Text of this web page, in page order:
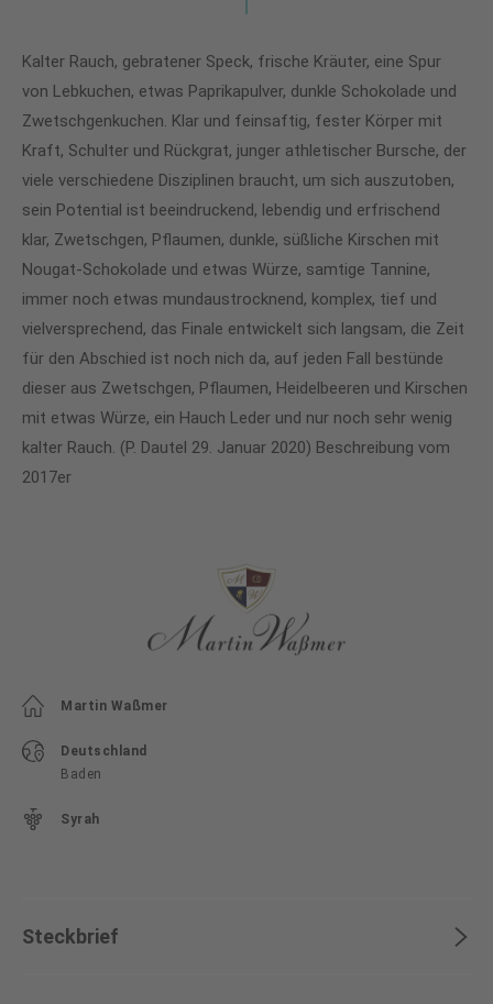
Kalter Rauch, gebratener Speck, frische Kräuter, eine Spur
von Lebkuchen, etwas Paprikapulver, dunkle Schokolade und
Zwetschgenkuchen. Klar und feinsaftig, fester Körper mit
Kraft, Schulter und Rückgrat, junger athletischer Bursche, der
viele verschiedene Disziplinen braucht, um sich auszutoben,
sein Potential ist beeindruckend, lebendig und erfrischend
klar, Zwetschgen, Pflaumen, dunkle, süßliche Kirschen mit
Nougat-Schokolade und etwas Würze, samtige Tannine,
immer noch etwas mundaustrocknend, komplex, tief und
vielversprechend, das Finale entwickelt sich langsam, die Zeit
für den Abschied ist noch nich da, auf jeden Fall bestünde
dieser aus Zwetschgen, Pflaumen, Heidelbeeren und Kirschen
mit etwas Würze, ein Hauch Leder und nur noch sehr wenig
kalter Rauch. (P. Dautel 29. Januar 2020) Beschreibung vom
2017er
Martin Waßmer
Deutschland
Baden
Syrah
Steckbrief